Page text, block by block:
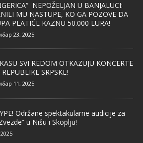
NEPOŽELJAN U BANJALUCI:
MU NASTUPE, KO GA POZOVE DA
PLATIĆE KAZNU 50.000 EURA!
23, 2025
SVI REDOM OTKAZUJU KONCERTE
SRPSKE!
11, 2025
Održane spektakularne audicije za
u Nišu i Skoplju!